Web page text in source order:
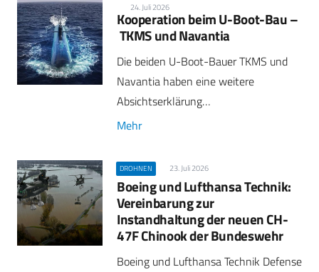
24. Juli 2026
Kooperation beim U-Boot-Bau –
TKMS und Navantia
Die beiden U-Boot-Bauer TKMS und
Navantia haben eine weitere
Absichtserklärung…
Mehr
DROHNEN 23. Juli 2026
Boeing und Lufthansa Technik:
Vereinbarung zur
Instandhaltung der neuen CH-
47F Chinook der Bundeswehr
Boeing und Lufthansa Technik Defense